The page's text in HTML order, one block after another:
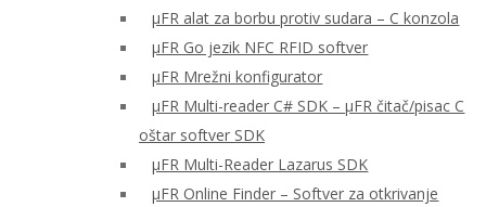
μFR alat za borbu protiv sudara – C konzola
μFR Go jezik NFC RFID softver
μFR Mrežni konfigurator
μFR Multi-reader C# SDK – μFR čitač/pisac C
oštar softver SDK
μFR Multi-Reader Lazarus SDK
μFR Online Finder – Softver za otkrivanje